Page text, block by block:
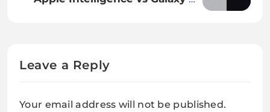
Leave a Reply
Your email address will not be published.